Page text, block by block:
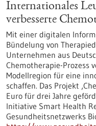
Internationales
verbesserte
Mit einer digitalen
Bündelung von
Unternehmen aus
Chemotherapie-Prozess
Modellregion für eine
schaffen. Das Projekt
Euro für drei Jahre
Initiative Smart Health
Gesundheitsnetzwerks